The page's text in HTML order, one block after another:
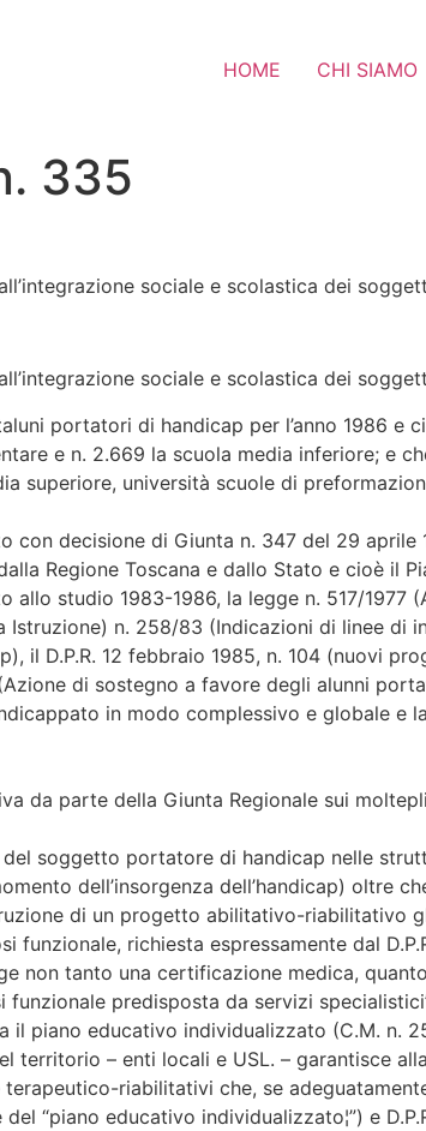
HOME CHI SIAMO
335
sociale e scolastica dei
sociale e scolastica dei
portatori di handicap per l’anno 1986 e
e n. 2.669 la scuola media inferiore; e
superiore, università scuole di
decisione di Giunta n. 347 del 29 aprile
Regione Toscana e dallo Stato e cioè il
allo studio 1983-1986, la legge n. 517/
n. 258/83 (Indicazioni di linee di
il D.P.R. 12 febbraio 1985, n. 104 (nuovi
di sostegno a favore degli alunni
in modo complessivo e globale e
da parte della Giunta Regionale sui
soggetto portatore di handicap nelle
dell’insorgenza dell’handicap) oltre
di un progetto abilitativo-riabilitativo
richiesta espressamente dal
non tanto una certificazione medica,
predisposta da servizi
piano educativo individualizzato (C.M. n.
– enti locali e USL. – garantisce
riabilitativi che, se
“piano educativo individualizzato¦”) e